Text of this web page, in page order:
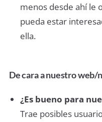
menos desde ahí le
pueda estar
ella.
De cara a nuestro web/
¿Es bueno para
Trae posibles